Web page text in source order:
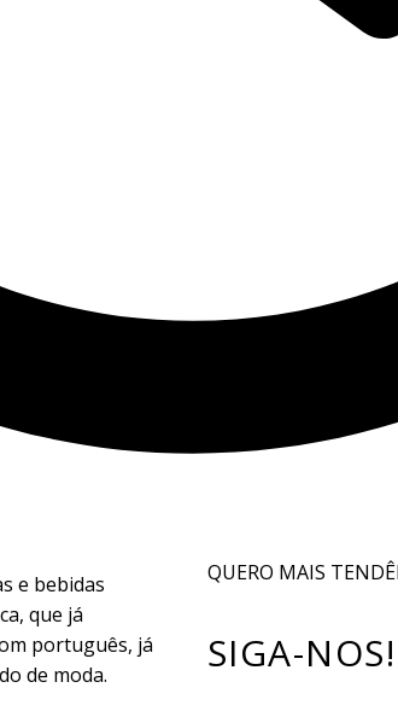
e bebidas
que já
português, já
de moda.
QUERO MAIS
SIGA-NOS!